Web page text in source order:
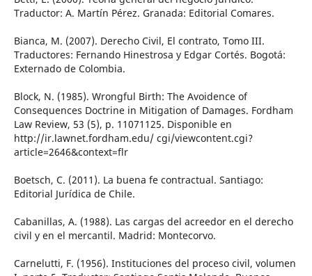
Traductor: A. Martín Pérez. Granada: Editorial Comares.
Bianca, M. (2007). Derecho Civil, El contrato, Tomo III.
Traductores: Fernando Hinestrosa y Edgar Cortés. Bogotá:
Externado de Colombia.
Block, N. (1985). Wrongful Birth: The Avoidence of
Consequences Doctrine in Mitigation of Damages. Fordham
Law Review, 53 (5), p. 11071125. Disponible en
http://ir.lawnet.fordham.edu/ cgi/viewcontent.cgi?
article=2646&context=flr
Boetsch, C. (2011). La buena fe contractual. Santiago:
Editorial Jurídica de Chile.
Cabanillas, A. (1988). Las cargas del acreedor en el derecho
civil y en el mercantil. Madrid: Montecorvo.
Carnelutti, F. (1956). Instituciones del proceso civil, volumen